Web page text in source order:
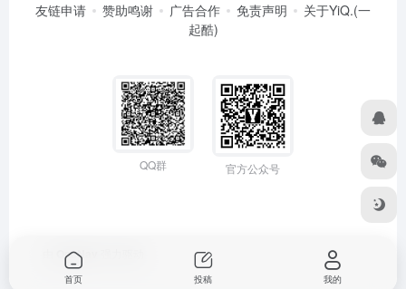
友链申请 赞助鸣谢 广告合作 免责声明
关于YiQ.(一
起酷)
QQ群 官方公众号
OneNav
首页 投稿 我的